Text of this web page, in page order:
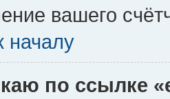
вашего
началу
по ссылке